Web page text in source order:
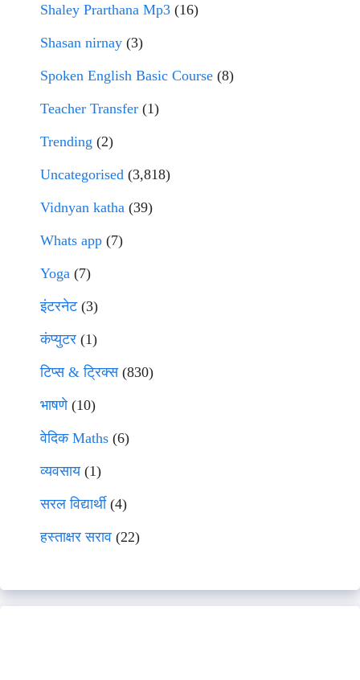
Shaley Prarthana Mp3 (16)
Shasan nirnay (3)
Spoken English Basic Course (8)
Teacher Transfer (1)
Trending (2)
Uncategorised (3,818)
Vidnyan katha (39)
Whats app (7)
Yoga (7)
इंटरनेट(3)
कंप्युटर (1)
टिप्स & ट्रिक्स(830)
भाषणे(10)
वेदिक Maths (6)
व्यवसाय(1)
सरल विद्यार्थी(4)
हस्ताक्षर सराव (22)